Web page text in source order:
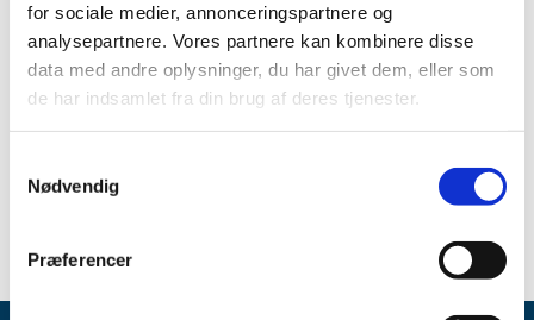
for sociale medier, annonceringspartnere og
analysepartnere. Vores partnere kan kombinere disse
data med andre oplysninger, du har givet dem, eller som
de har indsamlet fra din brug af deres tjenester.
Nødvendig
Præferencer
Årsag:Kommercielle årsager
Virksomhed:Perrigo Sverige AB
Spørgsmål om aktuel status skal stilles til virksomheden.
medicin